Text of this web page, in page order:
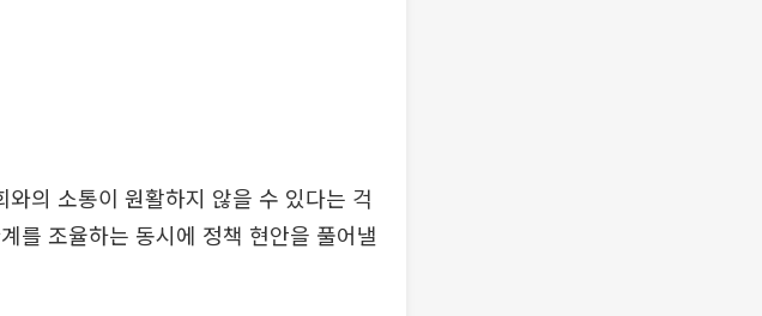
의 소통이 원활하지 않을 수 있다는 걱
를 조율하는 동시에 정책 현안을 풀어낼